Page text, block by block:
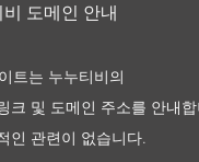
도메인 안내
트는 누누티비의
크 및 도메인 주소를 안내
인 관련이 없습니다.